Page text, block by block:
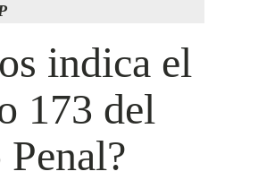
indica el
173 del